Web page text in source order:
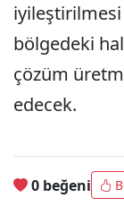
iyileştirilmesi
bölgedeki
çözüm
edecek.
0 beğeni